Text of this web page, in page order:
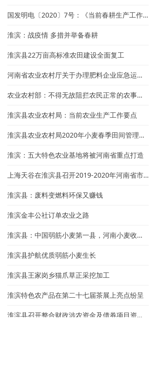
国发明电〔2020〕7号：《当前春耕生产工作指南》
淮滨：战疫情 多措并举备春耕
淮滨县22万亩高标准农田建设全面复工
河南省农业农村厅关于办理肥料企业应急运输通行证（B证）的通知
农业农村部：不得无故阻拦农民正常的农事活动！
淮滨县农业农村局：当前农业生产工作要点
淮滨县农业农村局2020年小麦春季田间管理指导意见
淮滨：五大特色农业基地将被河南省重点打造
上海天谷在淮滨县召开2019-2020年河南省市场管控暨启动会
淮滨县：废料变燃料环保又赚钱
淮滨金丰公社订单农业之路
淮滨县：中国弱筋小麦第一县，河南小麦收割第一镰
淮滨县护航优质弱筋小麦生长
淮滨县王家岗乡猫爪草正采挖加工
淮滨特色农产品在第二十七届茶展上亮点纷呈
淮滨县召开整合财政涉农资金及债券项目资金推进会